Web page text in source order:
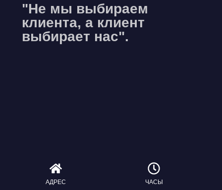
"Не мы выбираем
клиента, а клиент
выбирает нас".
АДРЕС ЧАСЫ